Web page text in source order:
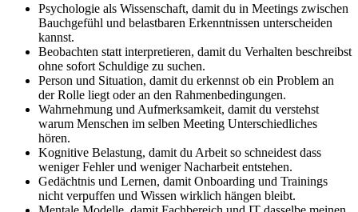
Psychologie als Wissenschaft, damit du in Meetings zwischen
Bauchgefühl und belastbaren Erkenntnissen unterscheiden
kannst.
Beobachten statt interpretieren, damit du Verhalten beschreibst
ohne sofort Schuldige zu suchen.
Person und Situation, damit du erkennst ob ein Problem an
der Rolle liegt oder an den Rahmenbedingungen.
Wahrnehmung und Aufmerksamkeit, damit du verstehst
warum Menschen im selben Meeting Unterschiedliches
hören.
Kognitive Belastung, damit du Arbeit so schneidest dass
weniger Fehler und weniger Nacharbeit entstehen.
Gedächtnis und Lernen, damit Onboarding und Trainings
nicht verpuffen und Wissen wirklich hängen bleibt.